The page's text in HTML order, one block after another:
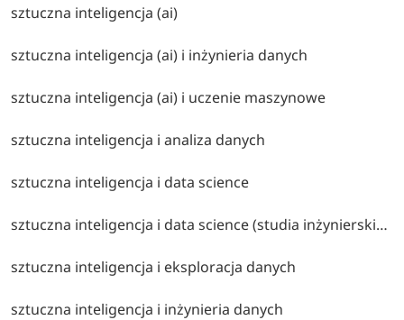
sztuczna inteligencja (ai)
sztuczna inteligencja (ai) i inżynieria danych
sztuczna inteligencja (ai) i uczenie maszynowe
sztuczna inteligencja i analiza danych
sztuczna inteligencja i data science
sztuczna inteligencja i data science (studia inżynierskie) – uczenie maszynowe, analiza danych, modele ai oraz wykorzystanie algorytmów do wspierania procesów biznesowych.
sztuczna inteligencja i eksploracja danych
sztuczna inteligencja i inżynieria danych